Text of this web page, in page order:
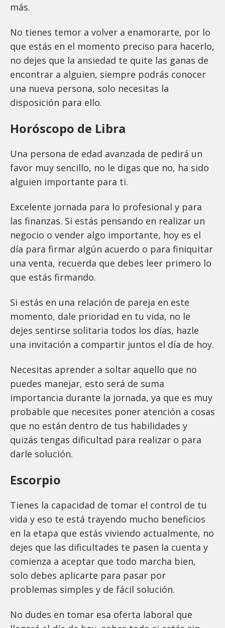
más.
No tienes temor a volver a enamorarte, por lo
que estás en el momento preciso para hacerlo,
no dejes que la ansiedad te quite las ganas de
encontrar a alguien, siempre podrás conocer
una nueva persona, solo necesitas la
disposición para ello.
Horóscopo de Libra
Una persona de edad avanzada de pedirá un
favor muy sencillo, no le digas que no, ha sido
alguien importante para ti.
Excelente jornada para lo profesional y para
las finanzas. Si estás pensando en realizar un
negocio o vender algo importante, hoy es el
día para firmar algún acuerdo o para finiquitar
una venta, recuerda que debes leer primero lo
que estás firmando.
Si estás en una relación de pareja en este
momento, dale prioridad en tu vida, no le
dejes sentirse solitaria todos los días, hazle
una invitación a compartir juntos el día de hoy.
Necesitas aprender a soltar aquello que no
puedes manejar, esto será de suma
importancia durante la jornada, ya que es muy
probable que necesites poner atención a cosas
que no están dentro de tus habilidades y
quizás tengas dificultad para realizar o para
darle solución.
Escorpio
Tienes la capacidad de tomar el control de tu
vida y eso te está trayendo mucho beneficios
en la etapa que estás viviendo actualmente, no
dejes que las dificultades te pasen la cuenta y
comienza a aceptar que todo marcha bien,
solo debes aplicarte para pasar por
problemas simples y de fácil solución.
No dudes en tomar esa oferta laboral que